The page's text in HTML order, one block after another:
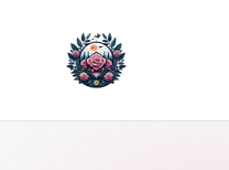
content